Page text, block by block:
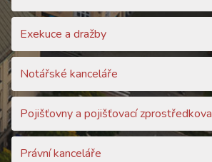
Exekuce a dražby
Notářské kanceláře
Pojišťovny a pojišťovací
Právní kanceláře